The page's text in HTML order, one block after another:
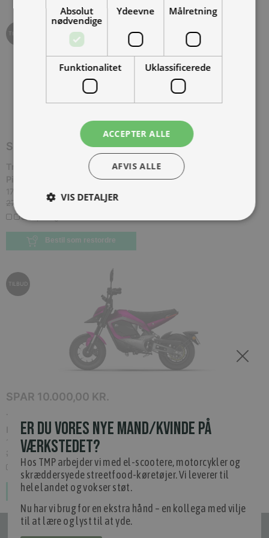
SPAR 10.000,00 KR.
Tromox MINO Premium 26 Bright Purple, 30 km/t.,
Pink
TROM-MINO-6026-BP-30)
17.000,00 kr.
27.000,00 kr.
Vejl. inkl. moms.
Bestil som restordre
TILBUD
SPAR 10.000,00 KR.
Tromox MINO Premium 31 Bright Purple, 45 km/t.,
Pink
TROM-MINO-6031-BP-45 )
19.000,00 kr. Inkl. moms.
29.000,00 kr. Vejl. inkl. moms.
0 på lager
Bestil som restordre
Absolut
nødvendige
Ydeevne Målretning
Funktionalitet Uklassificerede
ACCEPTER ALLE
AFVIS ALLE
VIS DETALJER
ER DU VORES NYE MAND/KVINDE PÅ
VÆRKSTEDET?
Hos TMP arbejder vi med el-scootere, motorcykler og
skræddersyede streetfood-køretøjer. Vi leverer til
hele landet og vokser støt.
Nu har vi brug for en ekstra hånd – en kollega med vilje
til at lære og lyst til at yde.